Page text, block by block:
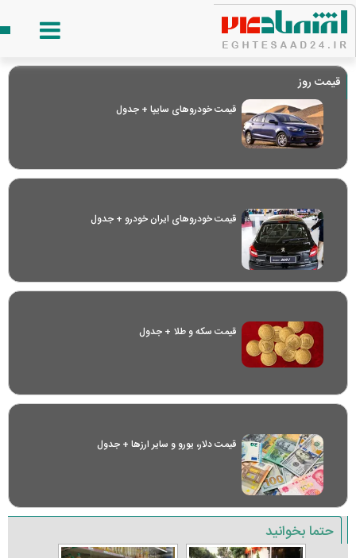
قیمت روز
قیمت خودرو‌های سایپا + جدول
قیمت خودرو‌های ایران خودرو + جدول
قیمت سکه و طلا + جدول
قیمت دلار، یورو و سایر ارز‌ها + جدول
حتما بخوانید